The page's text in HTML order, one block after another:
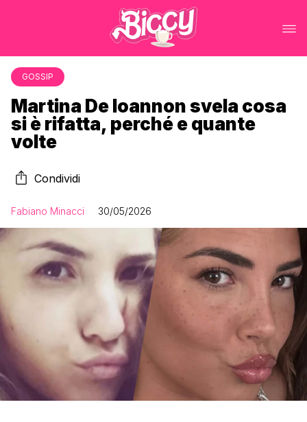
GOSSIP
Martina De Ioannon svela cosa
si è rifatta, perché e quante
volte
Condividi
Fabiano Minacci 30/05/2026